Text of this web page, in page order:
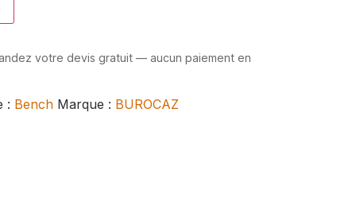
votre devis gratuit — aucun paiement en
: Bench Marque : BUROCAZ